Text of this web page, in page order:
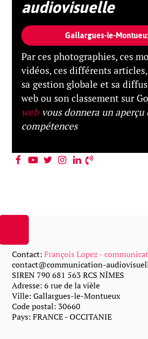
Photographies ombres et
Prises de vues photos et vidéos
luminosité.
Louis&Mathias Beyler "TEXTE À L'APPUI"
Gagner de l'argent avec des
son corps
Hommes et femmes, votre corps
source derenomméeet de
audiovisuelle
Gallargues-le-
Par ces photographies, ces
vidéos, ces différents
sa gestion globale et sa
web ou son classement sur
web vous donnera un aperçu
compétences
Contact: François Lopez -
contact@communication-
SIREN 790 681 563 RCS NÎMES
Adresse: 6 rue de la vièle
Ville: Gallargues-le-Montueux
Code postal: 30660
Pays: FRANCE - OCCITANIE